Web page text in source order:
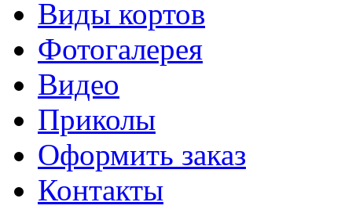
Виды кортов
Фотогалерея
Видео
Приколы
Оформить заказ
Контакты